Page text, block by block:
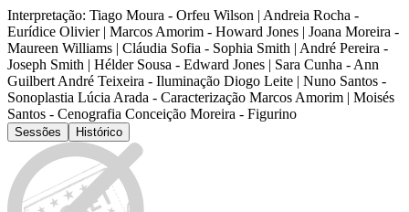
Interpretação: Tiago Moura - Orfeu Wilson | Andreia Rocha -
Eurídice Olivier | Marcos Amorim - Howard Jones | Joana Moreira -
Maureen Williams | Cláudia Sofia - Sophia Smith | André Pereira -
Joseph Smith | Hélder Sousa - Edward Jones | Sara Cunha - Ann
Guilbert André Teixeira - Iluminação Diogo Leite | Nuno Santos -
Sonoplastia Lúcia Arada - Caracterização Marcos Amorim | Moisés
Santos - Cenografia Conceição Moreira - Figurino
Sessões Histórico